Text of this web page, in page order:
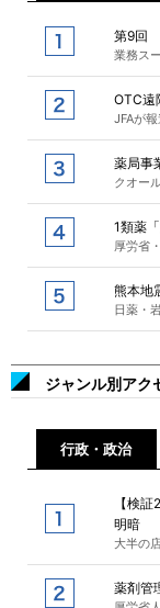
第9回
業務ス
OTC遠
JFAが
薬局事
クオー
1類薬
厚労省
熊本地
日薬・
ジャンル別アク
行政・政治
【検
明暗
大半の
薬剤管